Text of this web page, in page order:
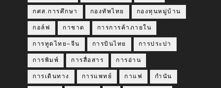
กศส.การศึกษา กองทัพไทย กองทุนหมู่บ้าน
กอล์ฟ กาชาด การการค้าภายใน
การทูตไทย–จีน การบินไทย การประปา
การพิมพ์ การสื่อสาร การอ่าน
การเดินทาง การแพทย์ กาแฟ กำนัน